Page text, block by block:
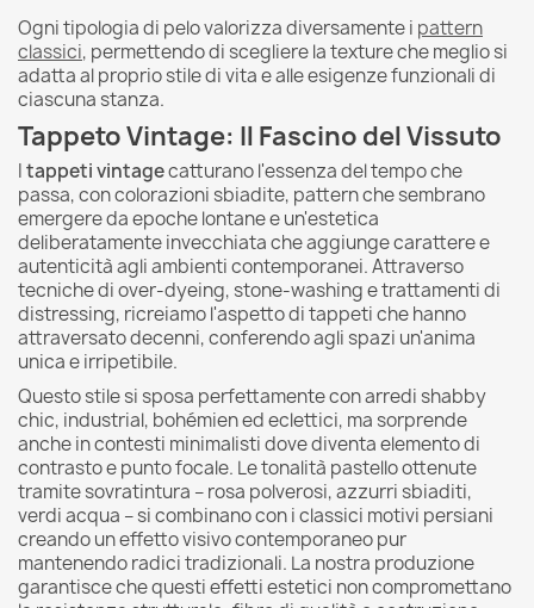
Ogni tipologia di pelo valorizza diversamente i pattern
classici, permettendo di scegliere la texture che meglio si
adatta al proprio stile di vita e alle esigenze funzionali di
ciascuna stanza.
Tappeto Vintage: Il Fascino del Vissuto
Itappeti vintagecatturano l'essenza del tempo che
passa, con colorazioni sbiadite, pattern che sembrano
emergere da epoche lontane e un'estetica
deliberatamente invecchiata che aggiunge carattere e
autenticità agli ambienti contemporanei. Attraverso
tecniche di over-dyeing, stone-washing e trattamenti di
distressing, ricreiamo l'aspetto di tappeti che hanno
attraversato decenni, conferendo agli spazi un'anima
unica e irripetibile.
Questo stile si sposa perfettamente con arredi shabby
chic, industrial, bohémien ed eclettici, ma sorprende
anche in contesti minimalisti dove diventa elemento di
contrasto e punto focale. Le tonalità pastello ottenute
tramite sovratintura – rosa polverosi, azzurri sbiaditi,
verdi acqua – si combinano con i classici motivi persiani
creando un effetto visivo contemporaneo pur
mantenendo radici tradizionali. La nostra produzione
garantisce che questi effetti estetici non compromettano